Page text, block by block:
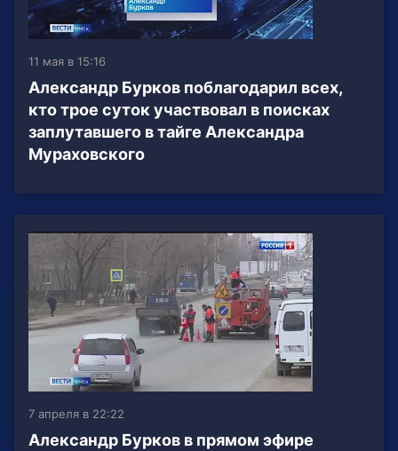
11 мая в 15:16
Александр Бурков поблагодарил всех,
кто трое суток участвовал в поисках
заплутавшего в тайге Александра
Мураховского
7 апреля в 22:22
Александр Бурков в прямом эфире